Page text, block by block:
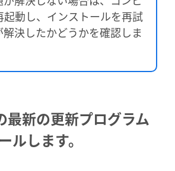
起動し、インストールを再試
決したかどうかを確認しま
最新の更新プログラム
ルします。